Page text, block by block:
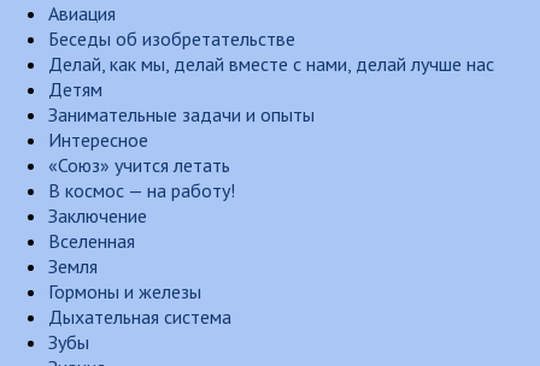
Авиация
Беседы об изобретательстве
Делай, как мы, делай вместе с нами, делай лучше нас
Детям
Занимательные задачи и опыты
Интересное
«Союз» учится летать
В космос — на работу!
Заключение
Вселенная
Земля
Гормоны и железы
Дыхательная система
Зубы